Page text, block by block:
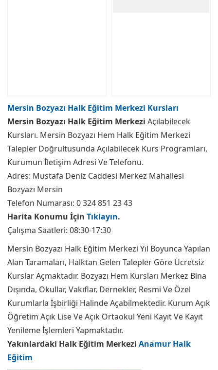
Mersin Bozyazı Halk Eğitim Merkezi Kursları
Mersin Bozyazı Halk Eğitim Merkezi Açılabilecek
Kursları. Mersin Bozyazı Hem Halk Eğitim Merkezi
Talepler Doğrultusunda Açılabilecek Kurs Programları,
Kurumun İletişim Adresi Ve Telefonu.
Adres: Mustafa Deniz Caddesi Merkez Mahallesi
Bozyazı Mersin
Telefon Numarası: 0 324 851 23 43
Harita Konumu İçin Tıklayın.
Çalışma Saatleri: 08:30-17:30
Mersin Bozyazı Halk Eğitim Merkezi Yıl Boyunca Yapılan
Alan Taramaları, Halktan Gelen Talepler Göre Ücretsiz
Kurslar Açmaktadır. Bozyazı Hem Kursları Merkez Bina
Dışında, Okullar, Vakıflar, Dernekler, Resmi Ve Özel
Kurumlarla İşbirliği Halinde Açabilmektedir. Kurum Açık
Öğretim Açık Lise Ve Açık Ortaokul Yeni Kayıt Ve Kayıt
Yenileme İşlemleri Yapmaktadır.
Yakınlardaki Halk Eğitim Merkezi Anamur Halk
Eğitim